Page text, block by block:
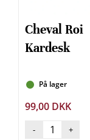
Cheval Roi
Kardesk
På lager
99,00 DKK
- +